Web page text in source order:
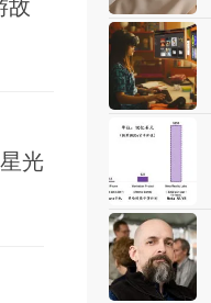
故
光